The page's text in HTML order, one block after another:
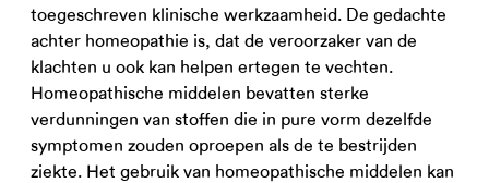
toegeschreven klinische werkzaamheid. De gedachte
achter homeopathie is, dat de veroorzaker van de
klachten u ook kan helpen ertegen te vechten.
Homeopathische middelen bevatten sterke
verdunningen van stoffen die in pure vorm dezelfde
symptomen zouden oproepen als de te bestrijden
ziekte. Het gebruik van homeopathische middelen kan